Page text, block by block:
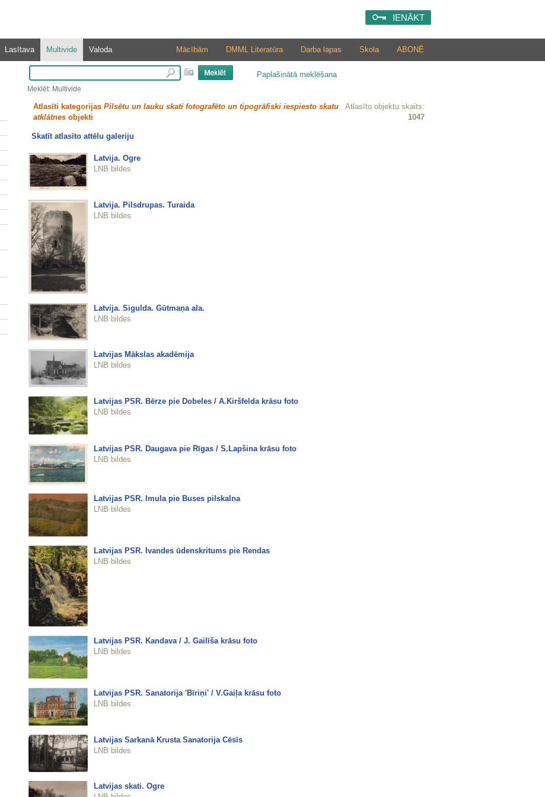
IENĀKT
Lasītava Multivide Valoda ABONĒ
Skola
Darba lapas
DMML Literatūra
Mācībām
Paplašinātā meklēšana
Meklēt: Multivide
Atlasīti kategorijas Pilsētu un lauku skati fotografēto un tipogrāfiski iespiesto skatu
atklātnesobjekti
Atlasīto objektu skaits:
1047
Skatīt atlasīto attēlu galeriju
Latvija. Ogre
LNB bildes
Latvija. Pilsdrupas. Turaida
LNB bildes
Latvija. Sigulda. Gūtmaņa ala.
LNB bildes
Latvijas Mākslas akadēmija
LNB bildes
Latvijas PSR. Bērze pie Dobeles / A.Kiršfelda krāsu foto
LNB bildes
Latvijas PSR. Daugava pie Rīgas / S.Lapšina krāsu foto
LNB bildes
Latvijas PSR. Imula pie Buses pilskalna
LNB bildes
Latvijas PSR. Ivandes ūdenskritums pie Rendas
LNB bildes
Latvijas PSR. Kandava / J. Gailīša krāsu foto
LNB bildes
Latvijas PSR. Sanatorija 'Bīriņi' / V.Gaiļa krāsu foto
LNB bildes
Latvijas Sarkanā Krusta Sanatorija Cēsīs
LNB bildes
Latvijas skati. Ogre